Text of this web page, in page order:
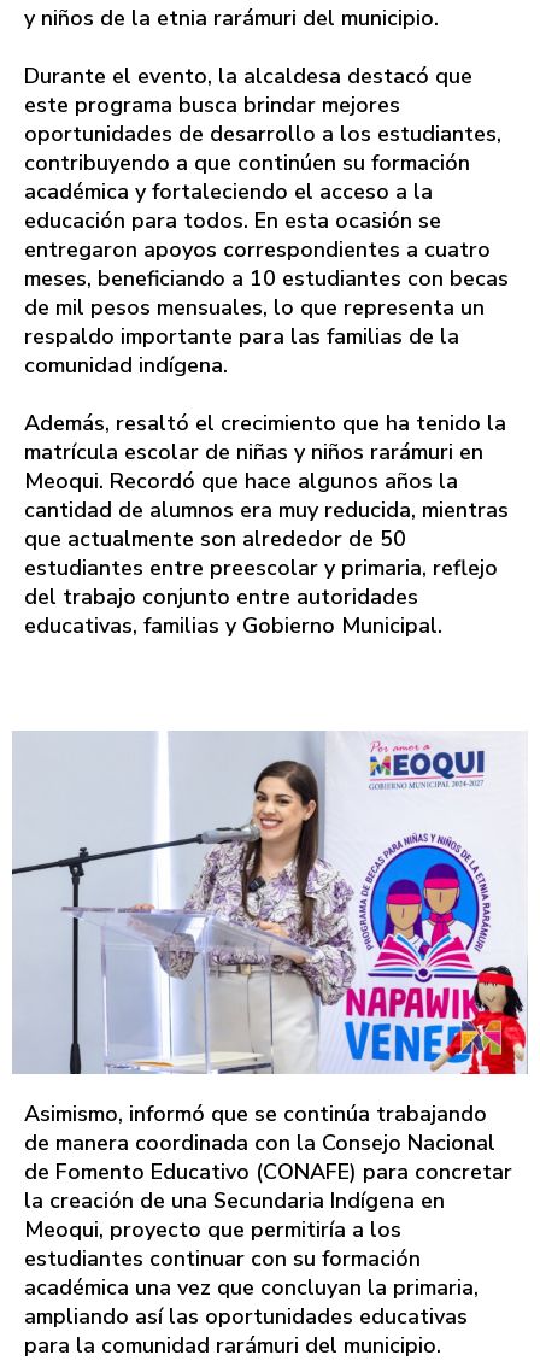
y niños de la etnia rarámuri del municipio.
Durante el evento, la alcaldesa destacó que
este programa busca brindar mejores
oportunidades de desarrollo a los estudiantes,
contribuyendo a que continúen su formación
académica y fortaleciendo el acceso a la
educación para todos. En esta ocasión se
entregaron apoyos correspondientes a cuatro
meses, beneficiando a 10 estudiantes con becas
de mil pesos mensuales, lo que representa un
respaldo importante para las familias de la
comunidad indígena.
Además, resaltó el crecimiento que ha tenido la
matrícula escolar de niñas y niños rarámuri en
Meoqui. Recordó que hace algunos años la
cantidad de alumnos era muy reducida, mientras
que actualmente son alrededor de 50
estudiantes entre preescolar y primaria, reflejo
del trabajo conjunto entre autoridades
educativas, familias y Gobierno Municipal.
Asimismo, informó que se continúa trabajando
de manera coordinada con la Consejo Nacional
de Fomento Educativo (CONAFE) para concretar
la creación de una Secundaria Indígena en
Meoqui, proyecto que permitiría a los
estudiantes continuar con su formación
académica una vez que concluyan la primaria,
ampliando así las oportunidades educativas
para la comunidad rarámuri del municipio.